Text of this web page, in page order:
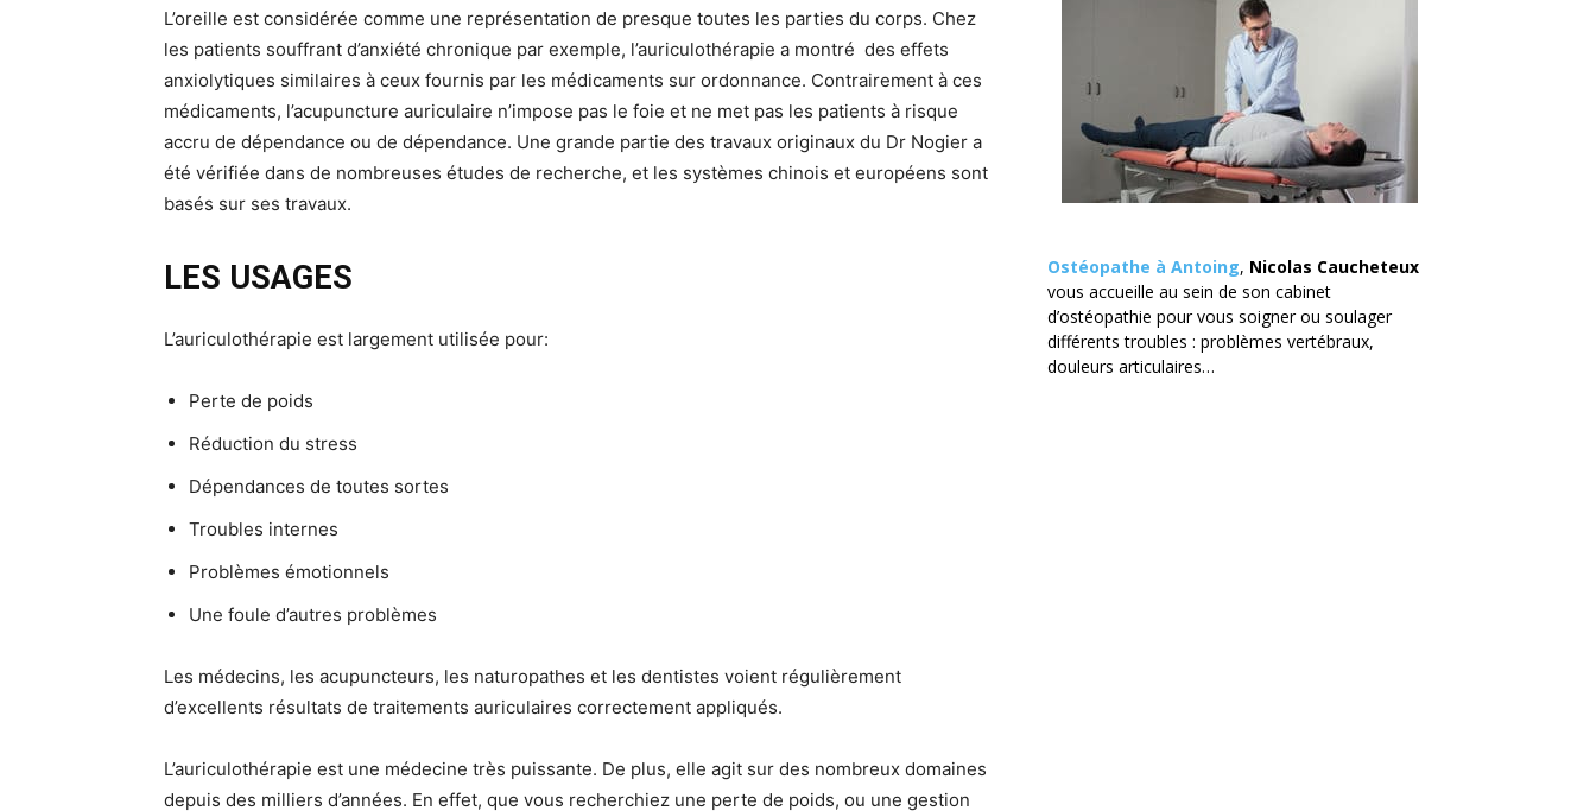
L’oreille est considérée comme une représentation de presque toutes les parties du corps. Chez
les patients souffrant d’anxiété chronique par exemple, l’auriculothérapie a montré des effets
anxiolytiques similaires à ceux fournis par les médicaments sur ordonnance. Contrairement à ces
médicaments, l’acupuncture auriculaire n’impose pas le foie et ne met pas les patients à risque
accru de dépendance ou de dépendance. Une grande partie des travaux originaux du Dr Nogier a
été vérifiée dans de nombreuses études de recherche, et les systèmes chinois et européens sont
basés sur ses travaux.
LES USAGES
L’auriculothérapie est largement utilisée pour:
Perte de poids
Réduction du stress
Dépendances de toutes sortes
Troubles internes
Problèmes émotionnels
Une foule d’autres problèmes
Les médecins, les acupuncteurs, les naturopathes et les dentistes voient régulièrement
d’excellents résultats de traitements auriculaires correctement appliqués.
L’auriculothérapie est une médecine très puissante. De plus, elle agit sur des nombreux domaines
depuis des milliers d’années. En effet, que vous recherchiez une perte de poids, ou une gestion
Ostéopathe à Antoing, Nicolas Caucheteux
vous accueille au sein de son cabinet
d’ostéopathie pour vous soigner ou soulager
différents troubles : problèmes vertébraux,
douleurs articulaires…